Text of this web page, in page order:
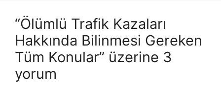
“Ölümlü Trafik Kazaları
Hakkında Bilinmesi Gereken
Tüm Konular” üzerine 3
yorum